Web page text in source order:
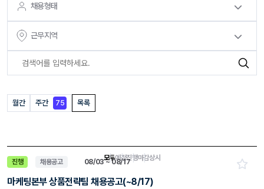
채용형태
근무지역
월간 주간 75 목록
모두예정진행마감상시
진행 채용공고
마케팅본부 상품전략팀 채용공고(~8/17)
08/03 ~ 08/17